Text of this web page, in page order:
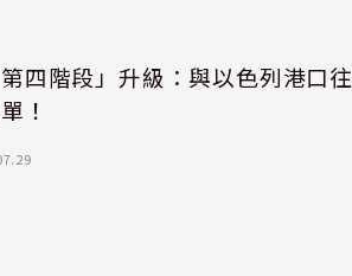
四階段」升級：與以色列港口往
！